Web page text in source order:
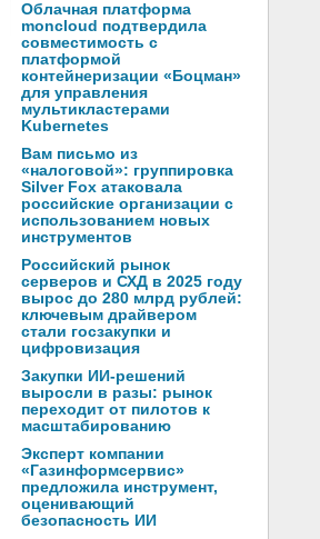
Облачная платформа
moncloud подтвердила
совместимость с
платформой
контейнеризации «Боцман»
для управления
мультикластерами
Kubernetes
Вам письмо из
«налоговой»: группировка
Silver Fox атаковала
российские организации с
использованием новых
инструментов
Российский рынок
серверов и СХД в 2025 году
вырос до 280 млрд рублей:
ключевым драйвером
стали госзакупки и
цифровизация
Закупки ИИ-решений
выросли в разы: рынок
переходит от пилотов к
масштабированию
Эксперт компании
«Газинформсервис»
предложила инструмент,
оценивающий
безопасность ИИ